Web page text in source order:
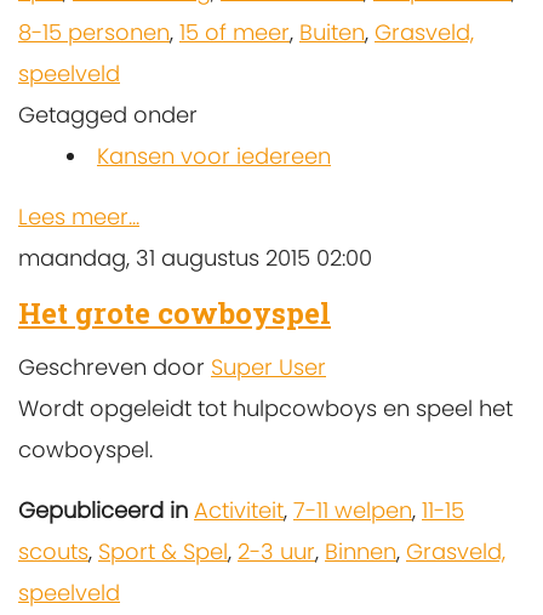
8-15 personen, 15 of meer, Buiten, Grasveld,
speelveld
Getagged onder
Kansen voor iedereen
Lees meer...
maandag, 31 augustus 2015 02:00
Het grote cowboyspel
Geschreven door Super User
Wordt opgeleidt tot hulpcowboys en speel het
cowboyspel.
Gepubliceerd in Activiteit, 7-11 welpen, 11-15
scouts, Sport & Spel, 2-3 uur, Binnen, Grasveld,
speelveld